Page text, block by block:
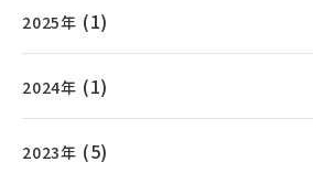
2025年 (1)
2024年 (1)
2023年 (5)